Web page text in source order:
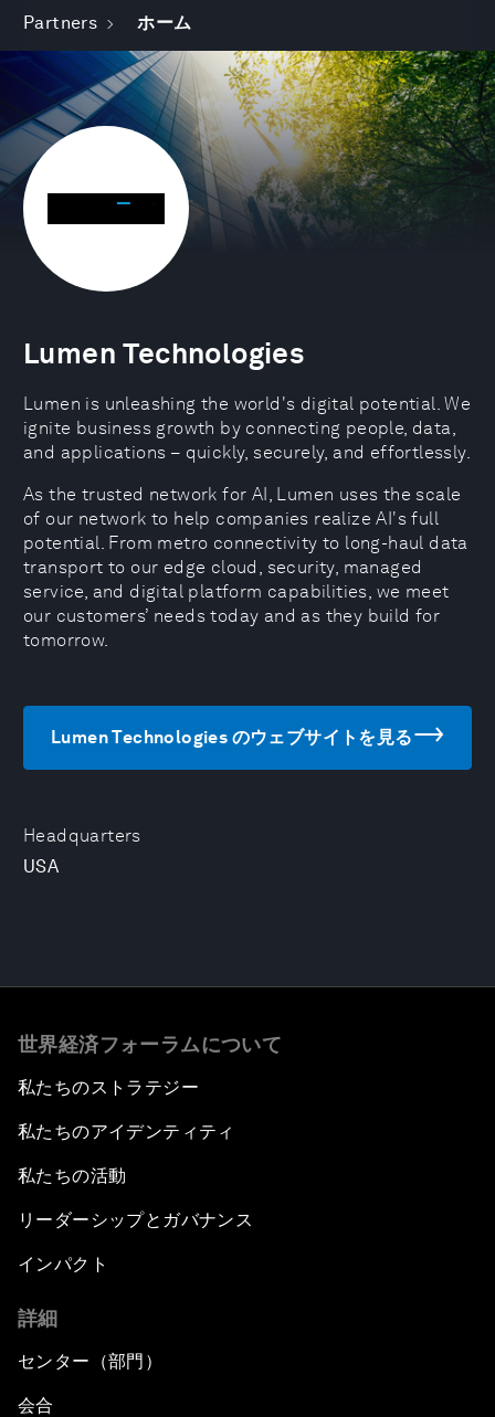
Partners ホーム
Headquarters
USA
Lumen Technologies
Lumen is unleashing the world's digital potential. We
ignite business growth by connecting people, data,
and applications – quickly, securely, and effortlessly.
As the trusted network for AI, Lumen uses the scale
of our network to help companies realize AI's full
potential. From metro connectivity to long-haul data
transport to our edge cloud, security, managed
service, and digital platform capabilities, we meet
our customers’ needs today and as they build for
tomorrow.
Lumen Technologies のウェブサイトを見る
世界経済フォーラムについて
私たちのストラテジー
私たちのアイデンティティ
私たちの活動
リーダーシップとガバナンス
インパクト
詳細
センター（部門）
会合